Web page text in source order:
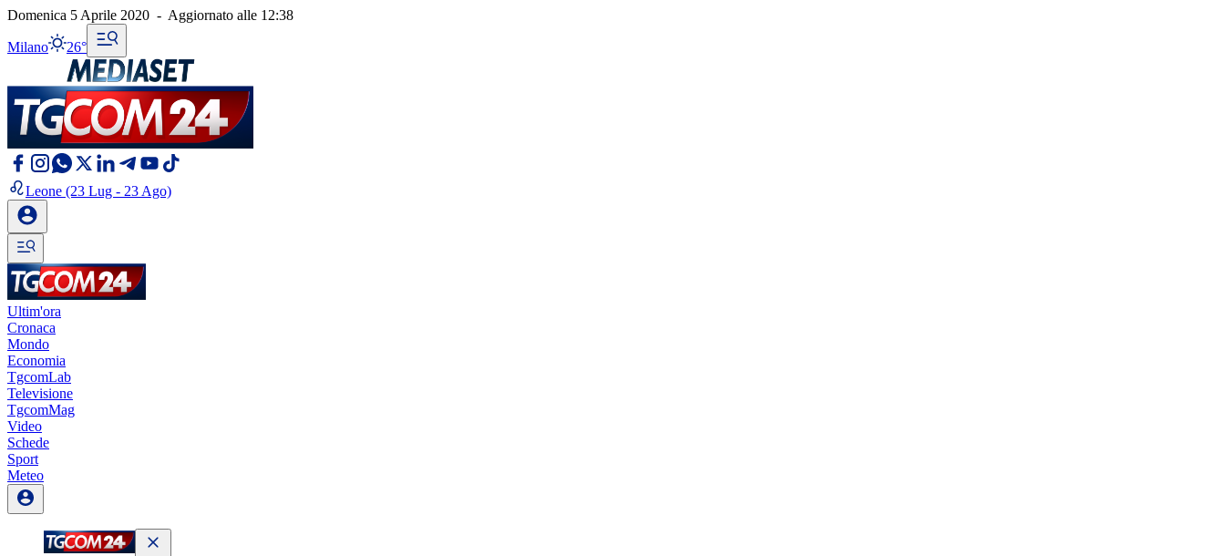
Domenica 5 Aprile 2020 - Aggiornato alle 12:38
Milano 26°
Leone (23 Lug - 23 Ago)
Ultim'ora
Cronaca
Mondo
Economia
TgcomLab
Televisione
TgcomMag
Video
Schede
Sport
Meteo